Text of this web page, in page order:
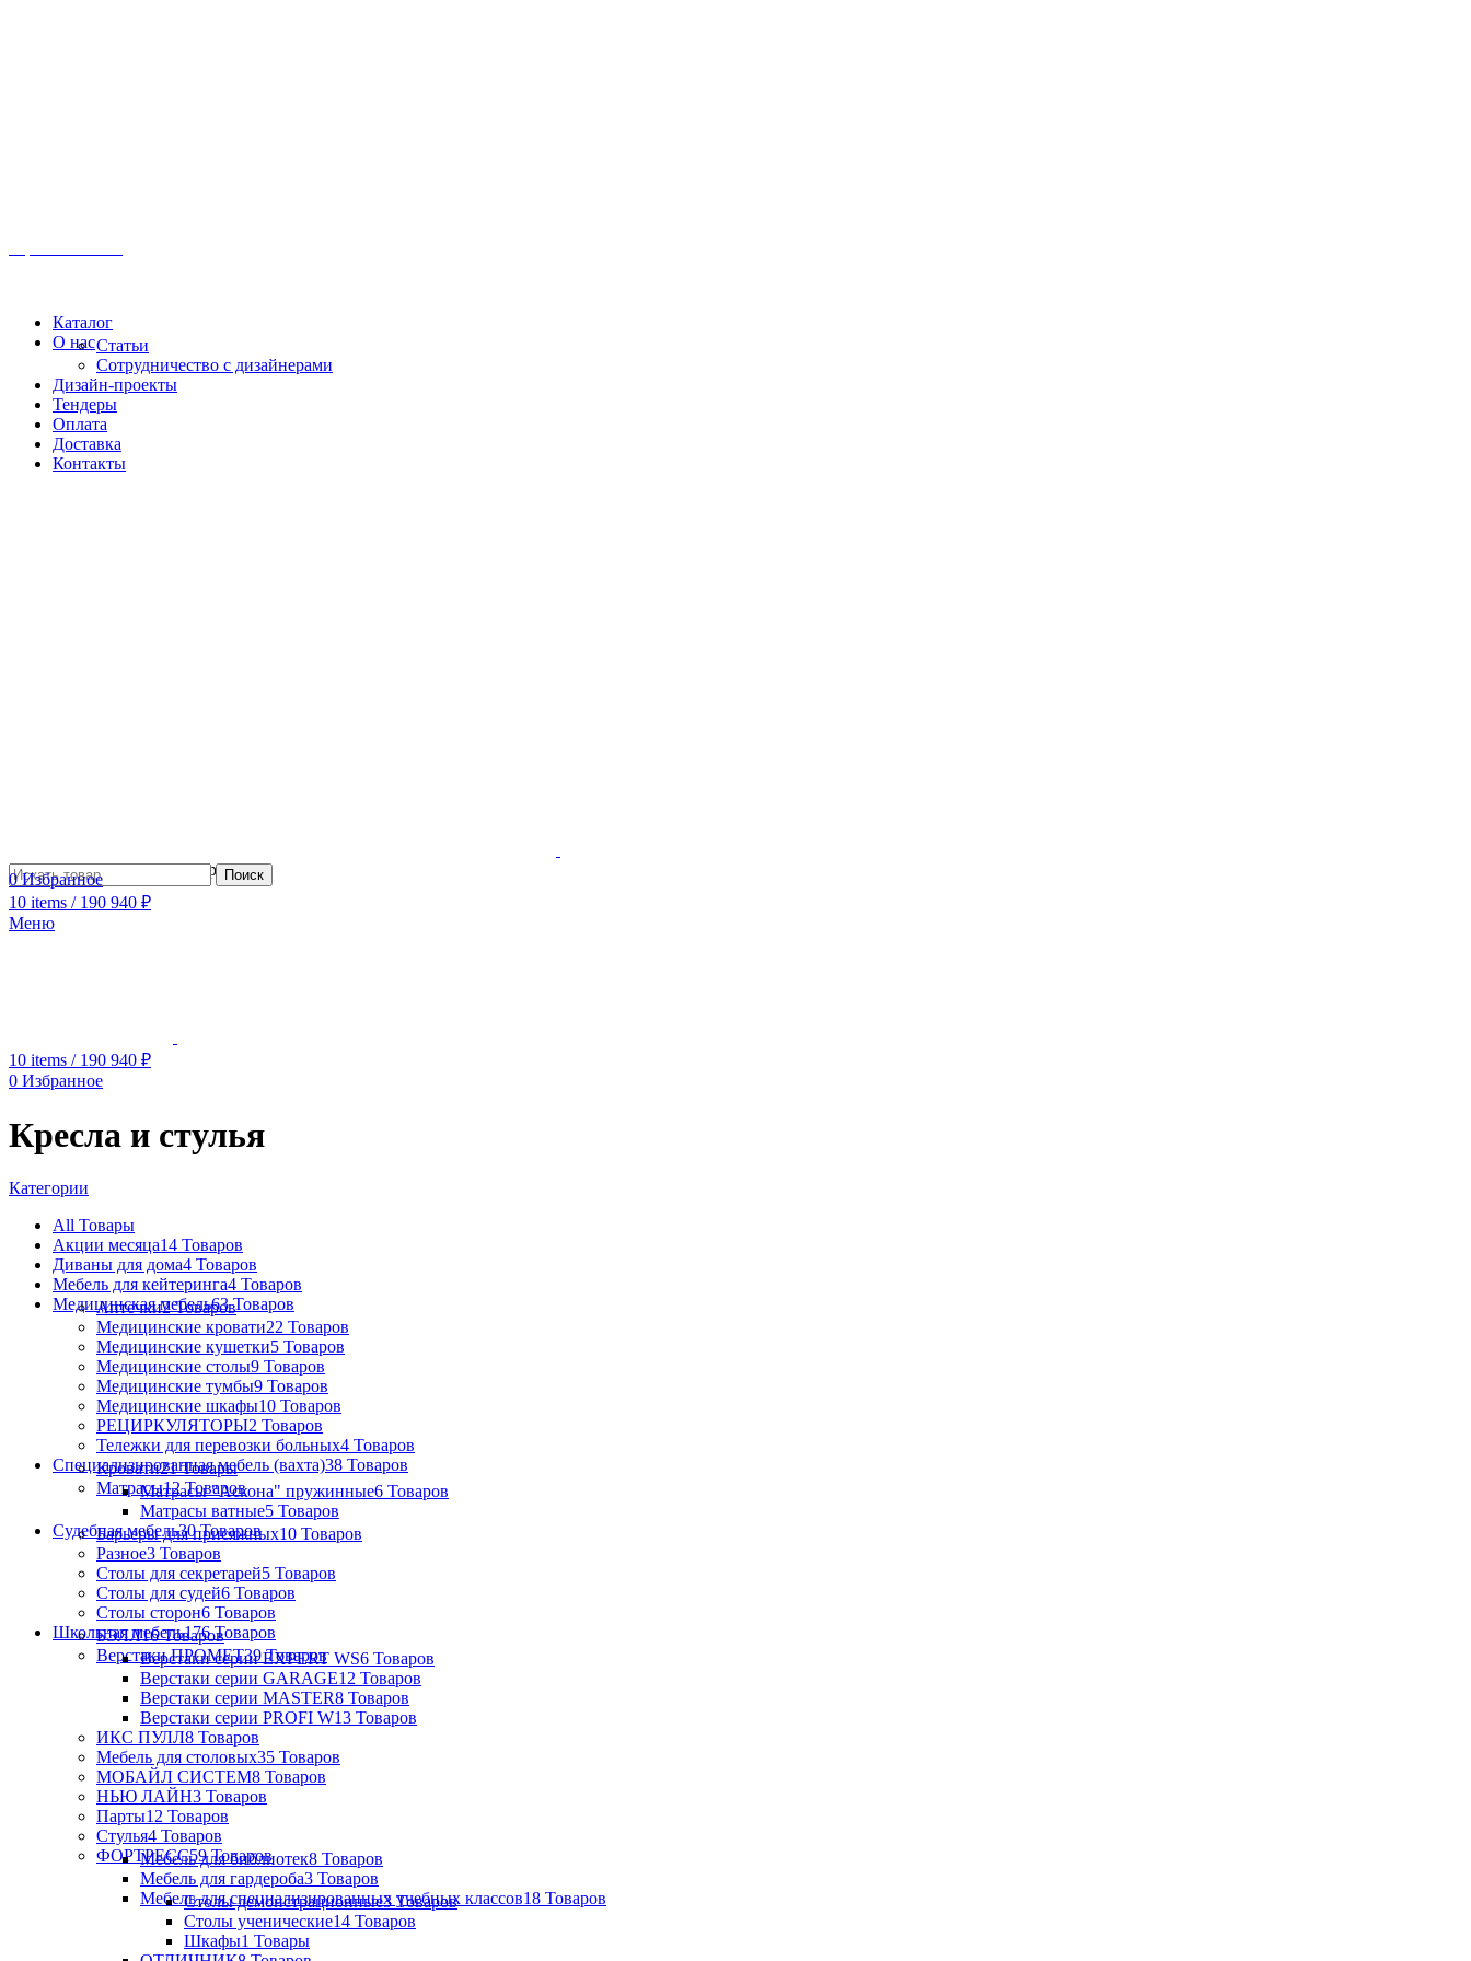
Каталог
О насСтатьи
Сотрудничество с дизайнерами
Дизайн-проекты
Тендеры
Оплата
Доставка
Контакты
Сотрудничество с дизайнерамиПоиск
0Избранное
10 items / 190 940 ₽
Меню
10 items / 190 940 ₽
0 Избранное
Кресла и стулья
Категории
All Товары
Акции месяца14 Товаров
Диваны для дома4 Товаров
Мебель для кейтеринга4 Товаров
Медицинская мебель63 Товаров
Аптечки2 Товаров
Медицинские кровати22 Товаров
Медицинские кушетки5 Товаров
Медицинские столы9 Товаров
Медицинские тумбы9 Товаров
Медицинские шкафы10 Товаров
РЕЦИРКУЛЯТОРЫ2 Товаров
Тележки для перевозки больных4 Товаров
Специализированная мебель (вахта)38 Товаров
Кровати21 Товары
Матрасы12 Товаров
Матрасы "Аскона" пружинные6 Товаров
Матрасы ватные5 Товаров
Судебная мебель30 Товаров
Барьеры для присяжных10 Товаров
Разное3 Товаров
Столы для секретарей5 Товаров
Столы для судей6 Товаров
Столы сторон6 Товаров
Школьная мебель176 Товаров
БЭЛЛ16 Товаров
Верстаки ПРОМЕТ39 Товаров
Верстаки серии EXPERT WS6 Товаров
Верстаки серии GARAGE12 Товаров
Верстаки серии MASTER8 Товаров
Верстаки серии PROFI W13 Товаров
ИКС ПУЛЛ8 Товаров
Мебель для столовых35 Товаров
МОБАЙЛ СИСТЕМ8 Товаров
НЬЮ ЛАЙН3 Товаров
Парты12 Товаров
Стулья4 Товаров
ФОРТРЕСС59 Товаров
Мебель для библиотек8 Товаров
Мебель для гардероба3 Товаров
Мебель для специализированных учебных классов18 Товаров
Столы демонстрационные3 Товаров
Столы ученические14 Товаров
Шкафы1 Товары